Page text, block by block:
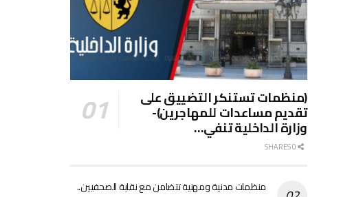
(منظمات تستنكر التضييق على
تقديم مساعدات للمهاجرين)-
وزارة الداخلية تنفي…
منظمات مدنية ومهنية تتضامن مع نقابة الصحفيين..